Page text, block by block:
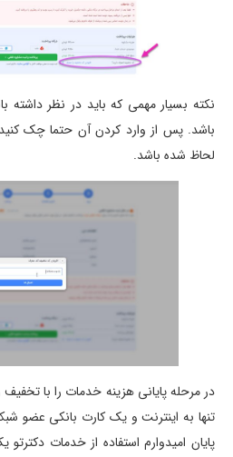
نکته بسیار مهمی که باید در نظر
باشد. پس از وارد کردن آن حتما چک
لحاظ شده باشد.
در مرحله پایانی هزینه خدمات را با
تنها به اینترنت و یک کارت بانکی عضو
پایان امیدوارم استفاده از خدمات